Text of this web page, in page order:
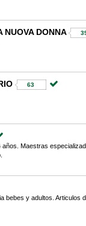
NUOVA DONNA
63
Maestras
bebes y adultos. Articulos